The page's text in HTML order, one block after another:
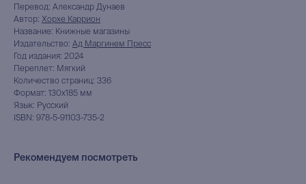
Перевод: Александр Дунаев
Автор: Хорхе Каррион
Название: Книжные магазины
Издательство: Ад Маргинем Пресс
Год издания: 2024
Переплет: Мягкий
Количество страниц: 336
Формат: 130х185 мм
Язык: Русский
ISBN: 978-5-91103-735-2
Рекомендуем посмотреть
книжный интернет-магазин
из Петербурга
Каталог
Выбор Бартлби